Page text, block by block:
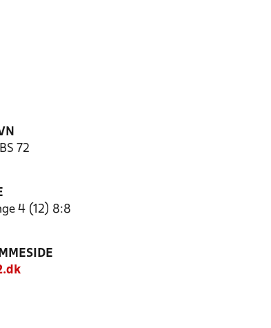
72
4 (12) 8:8